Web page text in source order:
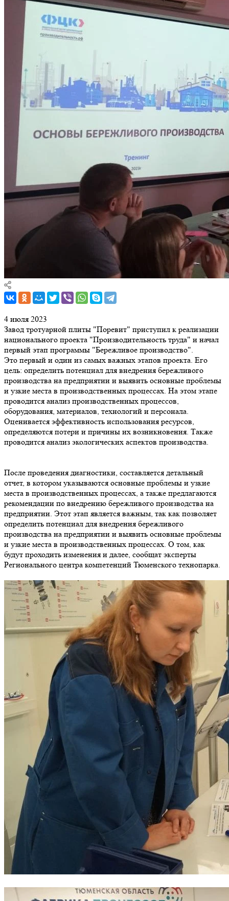
4 июля 2023
Завод тротуарной плиты "Поревит" приступил к реализации
национального проекта "Производительность труда" и начал
первый этап программы "Бережливое производство".
Это первый и один из самых важных этапов проекта. Его
цель: определить потенциал для внедрения бережливого
производства на предприятии и выявить основные проблемы
и узкие места в производственных процессах. На этом этапе
проводится анализ производственных процессов,
оборудования, материалов, технологий и персонала.
Оценивается эффективность использования ресурсов,
определяются потери и причины их возникновения. Также
проводится анализ экологических аспектов производства.
После проведения диагностики, составляется детальный
отчет, в котором указываются основные проблемы и узкие
места в производственных процессах, а также предлагаются
рекомендации по внедрению бережливого производства на
предприятии. Этот этап является важным, так как позволяет
определить потенциал для внедрения бережливого
производства на предприятии и выявить основные проблемы
и узкие места в производственных процессах. О том, как
будут проходить изменения и далее, сообщат эксперты
Регионального центра компетенций Тюменского технопарка.